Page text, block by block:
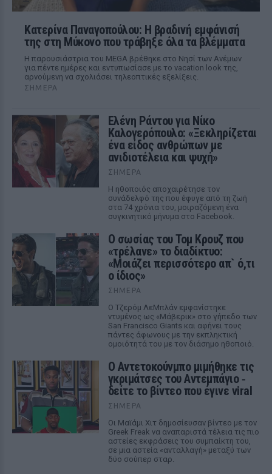
Κατερίνα Παναγοπούλου: Η βραδινή εμφάνισή
της στη Μύκονο που τράβηξε όλα τα βλέμματα
Η παρουσιάστρια του MEGA βρέθηκε στο Νησί των Ανέμων
για πέντε ημέρες και εντυπωσίασε με το vacation look της,
αρνούμενη να σχολιάσει τηλεοπτικές εξελίξεις.
ΣΉΜΕΡΑ
Ελένη Ράντου για Νίκο
Καλογερόπουλο: «Ξεκληρίζεται
ένα είδος ανθρώπων με
ανιδιοτέλεια και ψυχή»
ΣΉΜΕΡΑ
Η ηθοποιός αποχαιρέτησε τον
συνάδελφό της που έφυγε από τη ζωή
στα 74 χρόνια του, μοιραζόμενη ένα
συγκινητικό μήνυμα στο Facebook.
Ο σωσίας του Τομ Κρουζ που
«τρέλανε» το διαδίκτυο:
«Μοιάζει περισσότερο απ` ό,τι
ο ίδιος»
ΣΉΜΕΡΑ
Ο Τζερόμ ΛεΜπλάν εμφανίστηκε
ντυμένος ως «Μάβερικ» στο γήπεδο των
San Francisco Giants και αφήνει τους
πάντες άφωνους με την εκπληκτική
ομοιότητά του με τον διάσημο ηθοποιό.
Ο Αντετοκούνμπο μιμήθηκε τις
γκριμάτσες του Αντεμπάγιο ‑
δείτε το βίντεο που έγινε viral
ΣΉΜΕΡΑ
Οι Μαϊάμι Χιτ δημοσίευσαν βίντεο με τον
Greek Freak να αναπαριστά τέλεια τις πιο
αστείες εκφράσεις του συμπαίκτη του,
σε μια αστεία «ανταλλαγή» μεταξύ των
δύο σούπερ σταρ.